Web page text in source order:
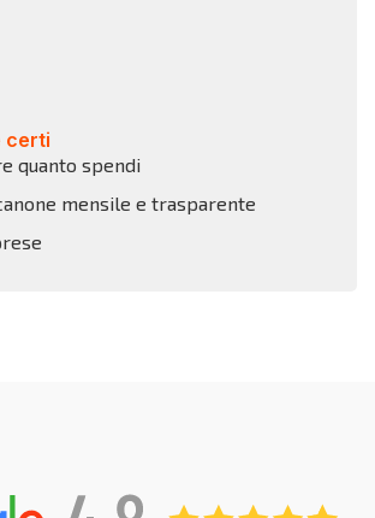
certi
quanto spendi
mensile e trasparente